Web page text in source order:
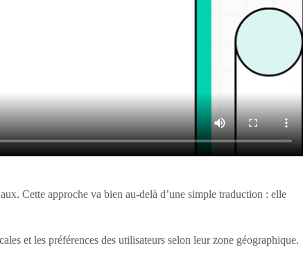
Cette approche va bien au-delà d’une simple traduction : elle
et les préférences des utilisateurs selon leur zone géographique.